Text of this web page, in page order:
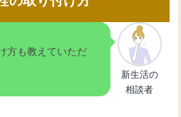
方も教えていただ
新生活の
相談者